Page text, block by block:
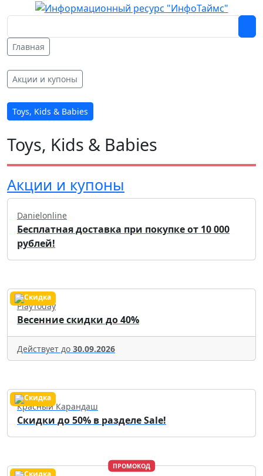
Главная
Акции и купоны
Toys, Kids & Babies
Toys, Kids & Babies
Акции и купоны
Danielonline
Бесплатная доставка при покупке от 10 000
рублей!
PlayToday
Весенние скидки до 40%
Действует до 30.09.2026
Красный Карандаш
Скидки до 50% в разделе Sale!
ПРОМОКОД